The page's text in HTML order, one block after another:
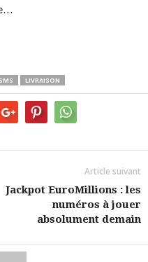
LIVRAISON
Article suivant
Jackpot EuroMillions : les
numéros à jouer
absolument demain